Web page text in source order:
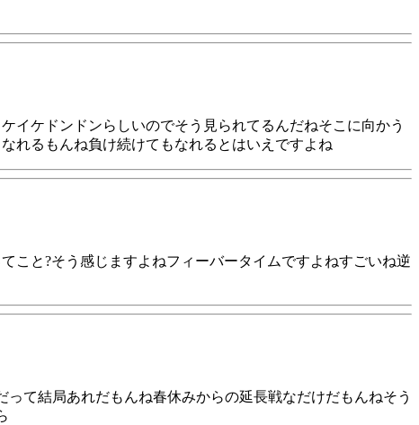
イケドンドンらしいのでそう見られてるんだねそこに向かう
れるもんね負け続けてもなれるとはいえですよね
こと?そう感じますよねフィーバータイムですよねすごいね逆
て結局あれだもんね春休みからの延長戦なだけだもんねそう